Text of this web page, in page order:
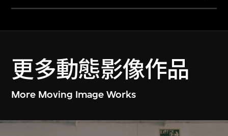
更多動態影像作品
More Moving Image Works
邵志飛
楊福東